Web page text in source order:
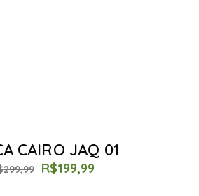
CAIRO JAQ 01
299,99 R$199,99